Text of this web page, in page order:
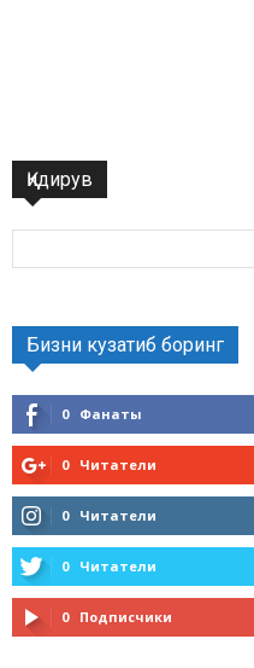
Қидирув
Бизни кузатиб боринг
0 Фанаты
0 Читатели
0 Читатели
0 Читатели
0 Подписчики